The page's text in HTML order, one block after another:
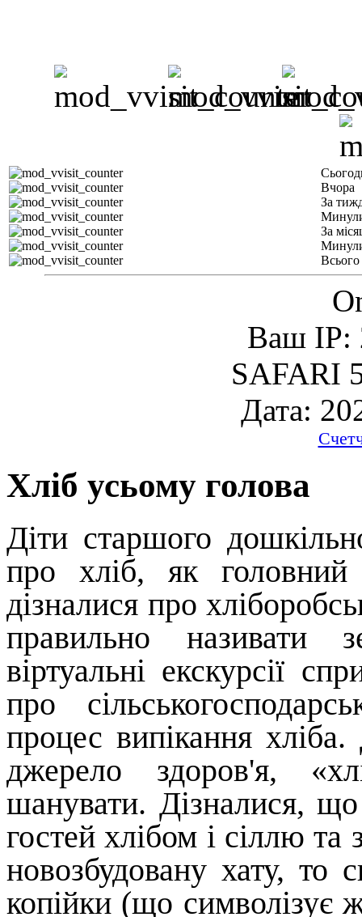
Вчора
За
За
Всього
Ваш IP:
SAFARI
Дата:
Хліб усьому голова
Діти старшого
про хліб, як головний
дізналися про
правильно називати
віртуальні екскурсії
про
процес випікання
джерело здоров'я,
шанувати. Дізналися, що
гостей хлібом і сіллю
новозбудовану хату,
копійки (що символізує